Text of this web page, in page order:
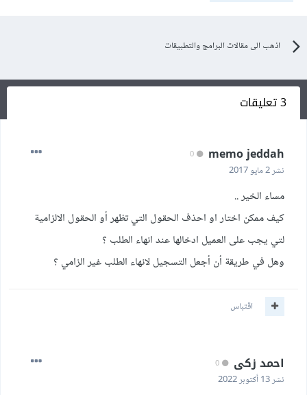
اذهب الى مقالات البرامج والتطبيقات
3 تعليقات
memo jeddah
نشر2 مايو 2017
مساء الخير ..
كيف ممكن اختار او احذف الحقول التي تظهر أو الحقول الالزامية
لتي يجب على العميل ادخالها عند انهاء الطلب ؟
وهل في طريقة أن أجعل التسجيل لانهاء الطلب غير الزامي ؟
اقتباس
احمد زكى
نشر13 أكتوبر 2022